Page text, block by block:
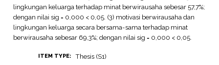
lingkungan keluarga terhadap minat berwirausaha sebesar 57,7%;
dengan nilai sig = 0,000 < 0,05. (3) motivasi berwirausaha dan
lingkungan keluarga secara bersama-sama terhadap minat
berwirausaha sebesar 69,3%; dengan nilai sig = 0,000 < 0,05.
ITEM TYPE: Thesis (S1)